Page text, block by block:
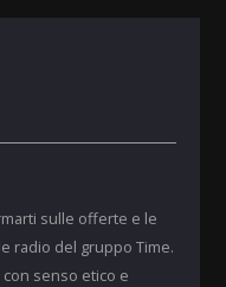
sulle offerte e le
radio del gruppo Time.
senso etico e